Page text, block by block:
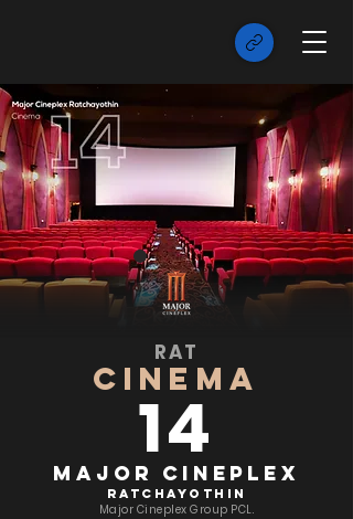
RAT
14
CINEMA
Major Cineplex
Ratchayothin
Major Cineplex Group PCL.